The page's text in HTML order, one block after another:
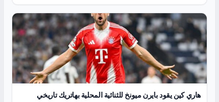
هاري كين يقود بايرن ميونخ للثنائية المحلية بهاتريك تاريخي